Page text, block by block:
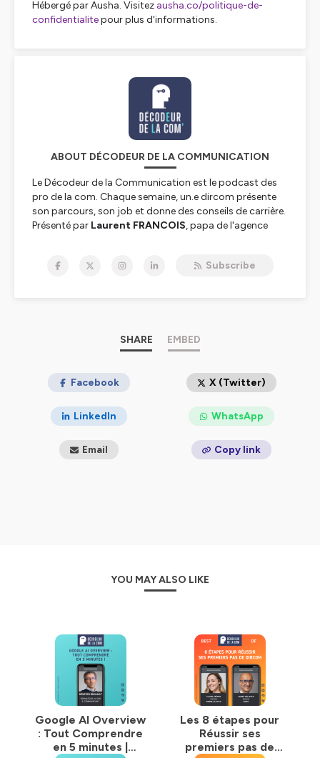
Hébergé par Ausha. Visitez ausha.co/politique-de-
confidentialitepour plus d'informations.
ABOUT DÉCODEUR DE LA COMMUNICATION
Le Décodeur de la Communication est le podcast des
pro de la com. Chaque semaine, un.e dircom présente
son parcours, son job et donne des conseils de carrière.
Présenté par Laurent FRANCOIS, papa de l'agence
Hébergé par Ausha. Visitezausha.co/politique-de-
Subscribe
SHARE EMBED
Facebook X (Twitter)
LinkedIn WhatsApp
Email Copy link
YOU MAY ALSO LIKE
Google AI Overview
: Tout Comprendre
en 5 minutes |
Les 8 étapes pour
Réussir ses
premiers pas de